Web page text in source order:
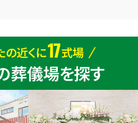
の近くに17式場
葬儀場を探す